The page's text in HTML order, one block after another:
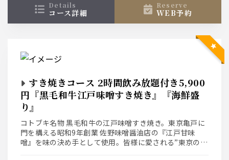
details
コース詳細
reserve
WEB予約
すき焼きコース 2時間飲み放題付き5,900
円『黒毛和牛江戸味噌すき焼き』『海鮮盛
り』
コトブキ名物 黒毛和牛の江戸味噌すき焼き。東京亀戸に
門を構える昭和9年創業 佐野味噌醤油店の『江戸甘味
噌』を味の決め手として使用。皆様に愛される”東京のす